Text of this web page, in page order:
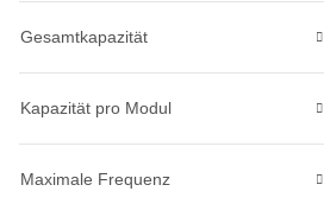
Gesamtkapazität
Kapazität pro Modul
Maximale Frequenz